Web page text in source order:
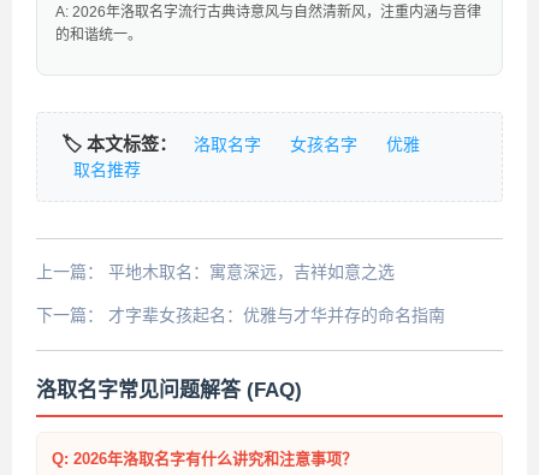
A: 2026年洛取名字流行古典诗意风与自然清新风，注重内涵与音律
的和谐统一。
🏷️ 本文标签： 洛取名字 女孩名字
优雅
取名推荐
上一篇： 平地木取名：寓意深远，吉祥如意之选
下一篇： 才字辈女孩起名：优雅与才华并存的命名指南
洛取名字常见问题解答 (FAQ)
Q: 2026年洛取名字有什么讲究和注意事项？